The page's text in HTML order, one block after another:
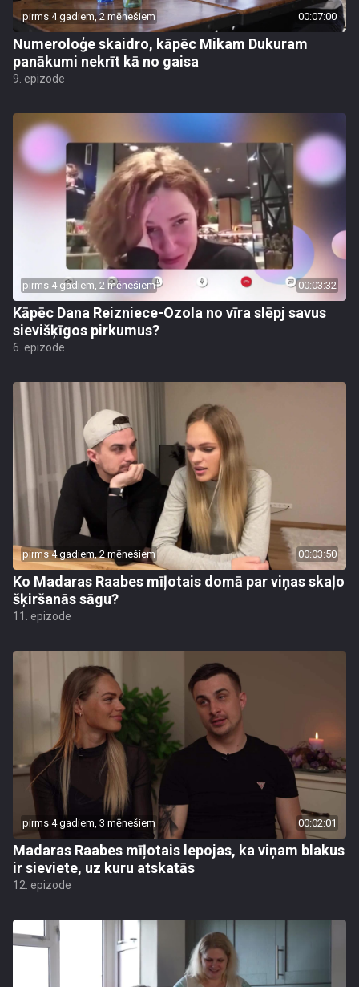
pirms 4 gadiem, 2 mēnešiem 00:07:00
Numeroloģe skaidro, kāpēc Mikam Dukuram
panākumi nekrīt kā no gaisa
9. epizode
pirms 4 gadiem, 2 mēnešiem 00:03:32
Kāpēc Dana Reizniece-Ozola no vīra slēpj savus
sievišķīgos pirkumus?
6. epizode
pirms 4 gadiem, 2 mēnešiem 00:03:50
Ko Madaras Raabes mīļotais domā par viņas skaļo
šķiršanās sāgu?
11. epizode
pirms 4 gadiem, 3 mēnešiem 00:02:01
Madaras Raabes mīļotais lepojas, ka viņam blakus
ir sieviete, uz kuru atskatās
12. epizode